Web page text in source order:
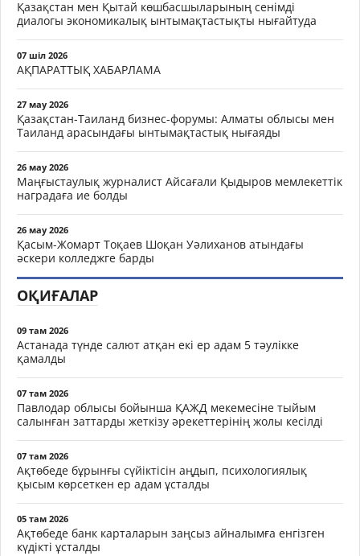
Қазақстан мен Қытай көшбасшыларының сенімді
диалогы экономикалық ынтымақтастықты нығайтуда
07 шіл 2026
АҚПАРАТТЫҚ ХАБАРЛАМА
27 мау 2026
Қазақстан-Таиланд бизнес-форумы: Алматы облысы мен
Таиланд арасындағы ынтымақтастық нығаяды
26 мау 2026
Маңғыстаулық журналист Айсағали Қыдыров мемлекеттік
наградаға ие болды
26 мау 2026
Қасым-Жомарт Тоқаев Шоқан Уәлиханов атындағы
әскери колледжге барды
ОҚИҒАЛАР
09 там 2026
Астанада түнде салют атқан екі ер адам 5 тәулікке
қамалды
07 там 2026
Павлодар облысы бойынша ҚАЖД мекемесіне тыйым
салынған заттарды жеткізу әрекеттерінің жолы кесілді
07 там 2026
Ақтөбеде бұрынғы сүйіктісін аңдып, психологиялық
қысым көрсеткен ер адам ұсталды
05 там 2026
Ақтөбеде банк карталарын заңсыз айналымға енгізген
күдікті ұсталды